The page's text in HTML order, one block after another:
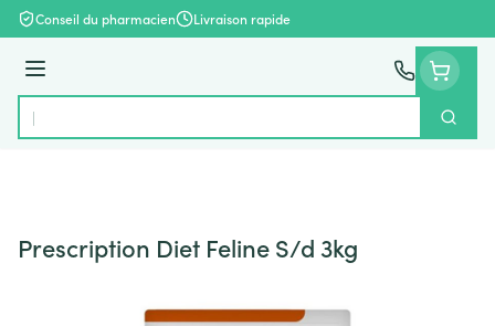
Aller au contenu
Conseil du pharmacien Livraison rapide
Menu
Rechercher
Prescription Diet Feline S/d 3kg